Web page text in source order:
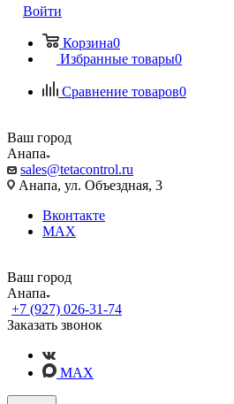
Войти
Корзина0
Избранные товары0
Сравнение товаров0
Ваш город
Анапа
sales@tetacontrol.ru
Анапа, ул. Объездная, 3
Вконтакте
MAX
Ваш город
Анапа
+7 (927) 026-31-74
Заказать звонок
MAX